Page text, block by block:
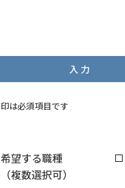
入 力
印は必須項目です
希望する職種
（複数選択可）